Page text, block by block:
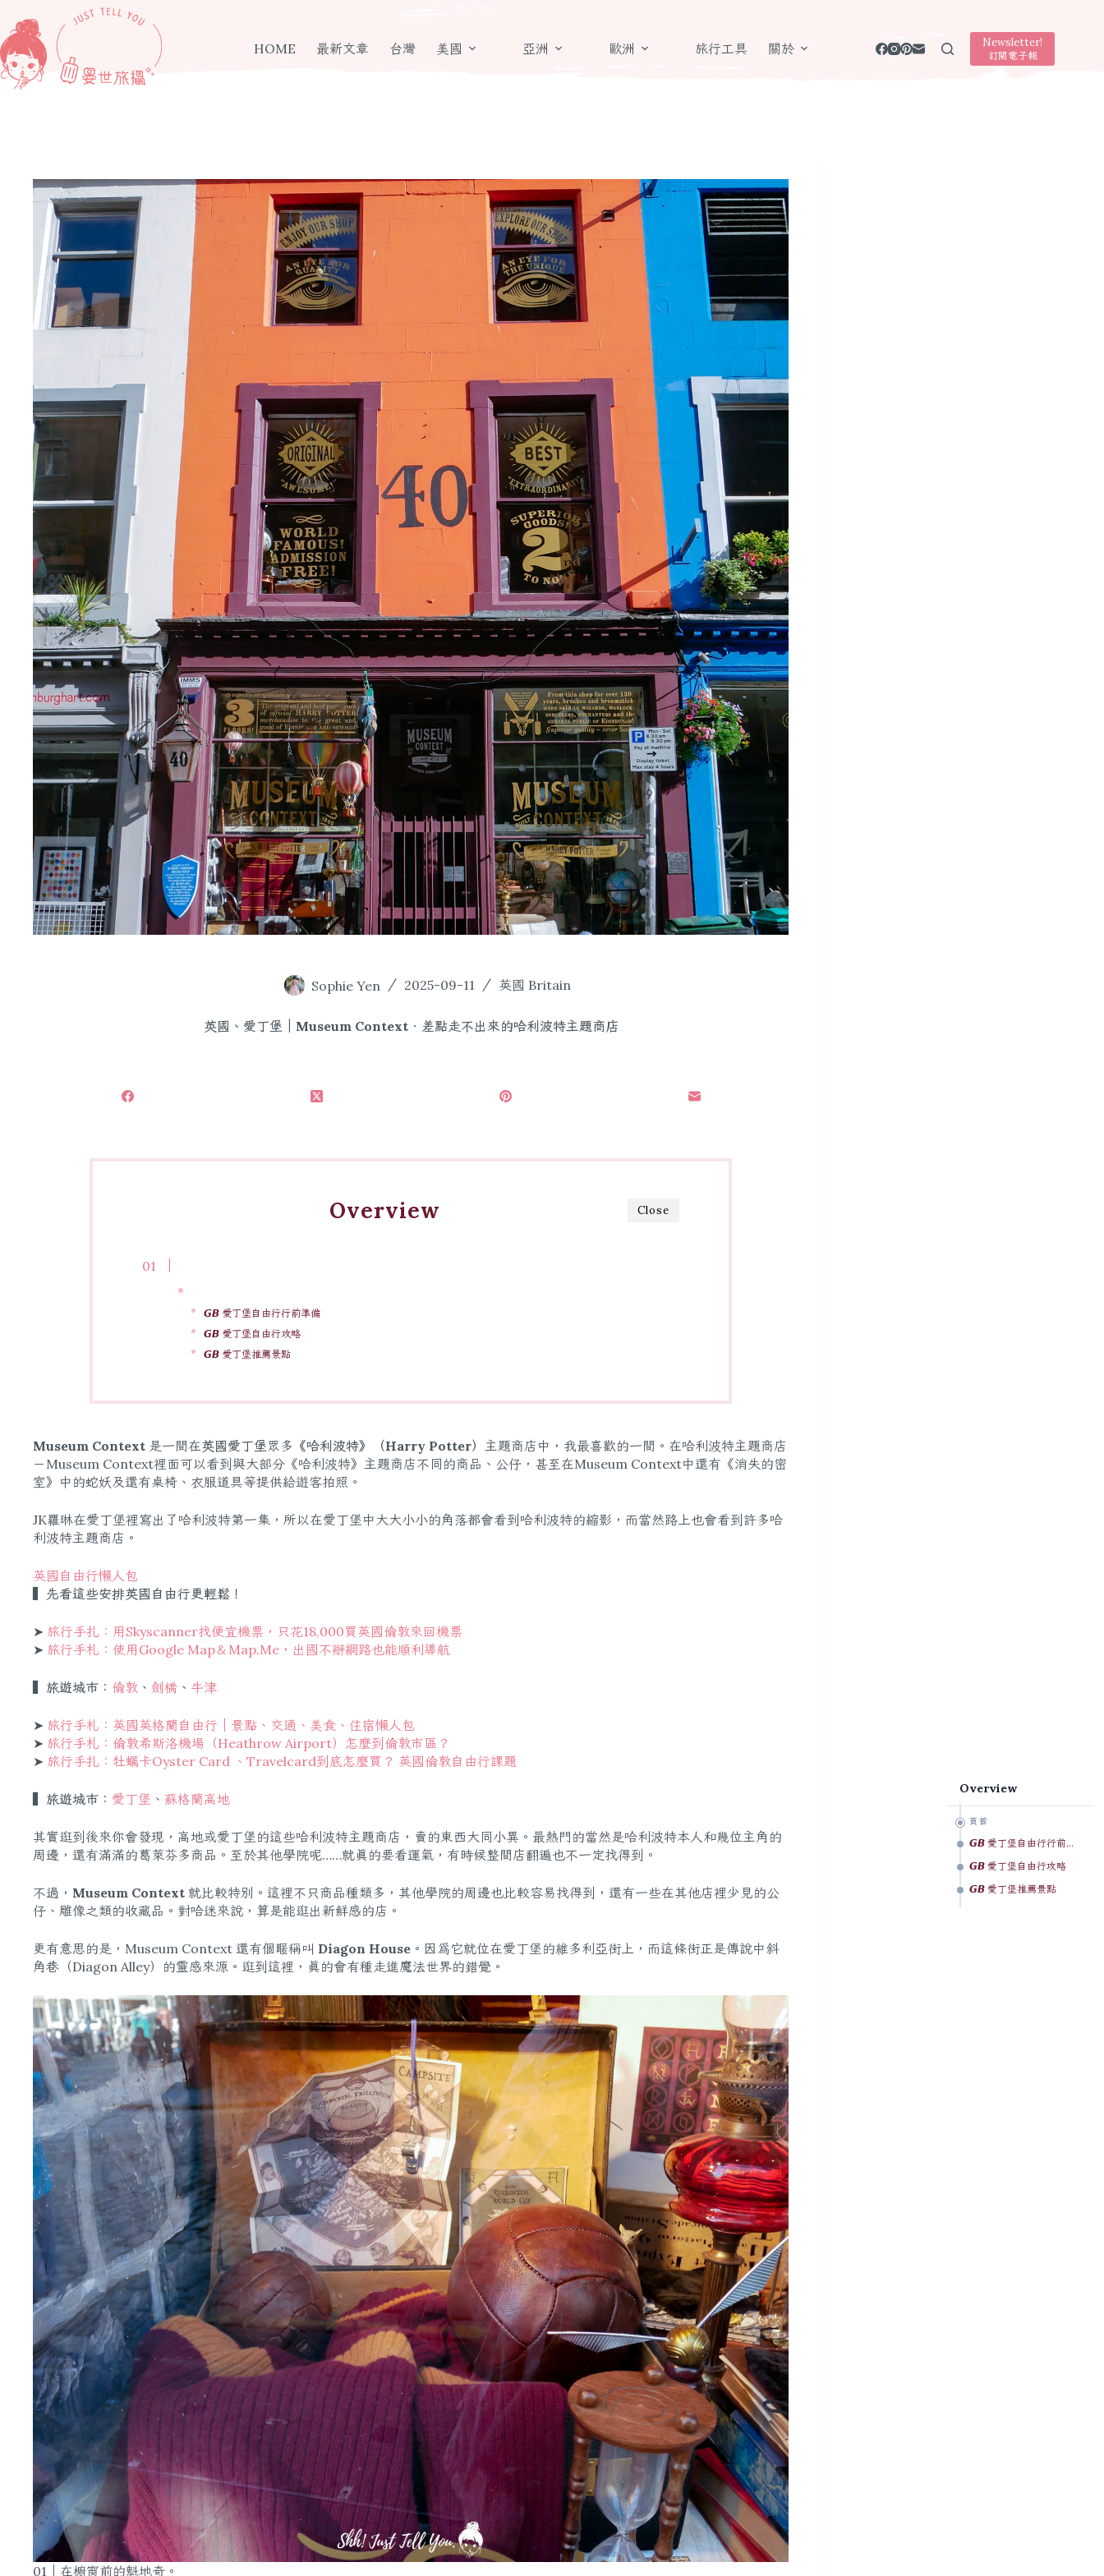
至
主
要
內
HOME 最新文章 台灣 美國 亞洲 歐洲 旅行工具 關於 Newsletter!
訂閱電子報
Sophie Yen 2025-09-11 英國 Britain
英國、愛丁堡｜Museum Context．差點走不出來的哈利波特主題商店
Close
Overview
𝙂𝘽 愛丁堡自由行行前準備
𝙂𝘽 愛丁堡自由行攻略
𝙂𝘽 愛丁堡推薦景點
Museum Context 是一間在英國愛丁堡 眾多 《哈利波特》（Harry Potter） 主題商店中，我最喜歡的一間。在哈利波特主題商店
－Museum Context裡面可以看到與大部分《哈利波特》主題商店不同的商品、公仔，甚至在Museum Context中還有《消失的密
室》中的蛇妖及還有桌椅、衣服道具等提供給遊客拍照。
JK羅琳在愛丁堡裡寫出了哈利波特第一集，所以在愛丁堡中大大小小的角落都會看到哈利波特的縮影，而當然路上也會看到許多哈
利波特主題商店。
英國自由行懶人包
▍先看這些安排英國自由行更輕鬆！
➤ 旅行手扎：用Skyscanner找便宜機票，只花18,000買英國倫敦來回機票
➤ 旅行手札：使用Google Map＆Map.Me，出國不辦網路也能順利導航
▍旅遊城市： 倫敦 、 劍橋 、 牛津
➤ 旅行手札：英國英格蘭自由行｜景點、交通、美食、住宿懶人包
➤ 旅行手札：倫敦希斯洛機場（Heathrow Airport）怎麼到倫敦市區？
➤ 旅行手扎：牡蠣卡Oyster Card 、Travelcard到底怎麼買？ 英國倫敦自由行課題
▍旅遊城市： 愛丁堡 、 蘇格蘭高地
其實逛到後來你會發現，高地或愛丁堡的這些哈利波特主題商店，賣的東西大同小異。最熱門的當然是哈利波特本人和幾位主角的
周邊，還有滿滿的葛萊芬多商品。至於其他學院呢……就真的要看運氣，有時候整間店翻遍也不一定找得到。
不過， Museum Context 就比較特別。這裡不只商品種類多，其他學院的周邊也比較容易找得到，還有一些在其他店裡少見的公
仔、雕像之類的收藏品。對哈迷來說，算是能逛出新鮮感的店。
更有意思的是，Museum Context 還有個暱稱叫 Diagon House 。因為它就位在愛丁堡的維多利亞街上，而這條街正是傳說中斜
角巷（Diagon Alley）的靈感來源。逛到這裡，真的會有種走進魔法世界的錯覺。
01｜在櫥窗前的魁地奇。
Overview
頁首
𝙂𝘽 愛丁堡自由行行前準備
𝙂𝘽 愛丁堡自由行攻略
𝙂𝘽 愛丁堡推薦景點